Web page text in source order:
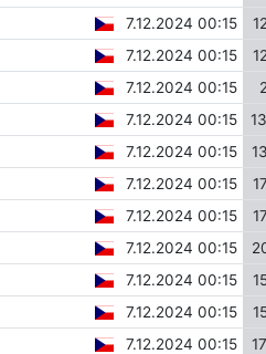
7.12.2024 00:15
7.12.2024 00:15
7.12.2024 00:15
7.12.2024 00:15
7.12.2024 00:15
7.12.2024 00:15
7.12.2024 00:15
7.12.2024 00:15
7.12.2024 00:15
7.12.2024 00:15
7.12.2024 00:15